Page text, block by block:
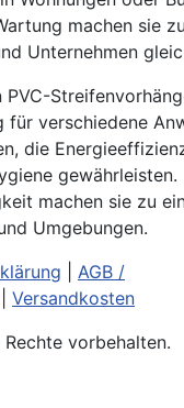
machen sie
Unternehmen
PVC-
verschiedene
die
machen sie zu
Umgebungen.
AGB /
Versandkosten
Rechte vorbehalten.